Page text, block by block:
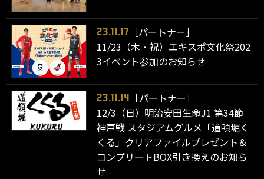
23.11.17
［パートナー］
11/23（木・祝）エキスポ文化祭202
3イベント参加のお知らせ
23.11.14
［パートナー］
12/3（日）明治安田生命J1 第34節
神戸戦 スタジアムグルメ「道頓堀く
くる」クリアファイルプレゼント＆
コンプリートBOX引き換えのお知ら
せ